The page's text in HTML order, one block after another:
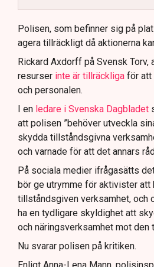
Polisen använder drönare
för att dokumentera bevis.
Samtidigt är polisarbetet
att navigera juridiska
Polisen, som befinner sig på
agera tillräckligt då aktionerna
Rickard Axdorff på Svensk
resurser inte är tillräckliga för att
och personalen.
I en ledare i Svenska Dagbladet
att polisen ”behöver utveckla
skydda tillståndsgivna
och varnade för att det annars
På sociala medier ifrågasätts
bör ge utrymme för aktivister att
tillståndsgiven verksamhet, och
ha en tydligare skyldighet att
och näringsverksamhet mot den
Nu svarar polisen på kritiken.